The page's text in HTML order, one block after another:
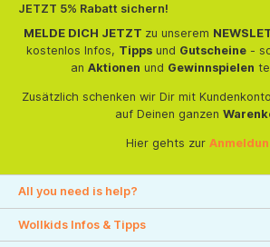
JETZT 5% Rabatt sichern!
MELDE DICH JETZT zu unserem
kostenlos Infos, Tippsund Gutscheine-
an Aktionen und Gewinnspielen
Zusätzlich schenken wir Dir mit
auf Deinen ganzen
Hier gehts zur
All you need is help?
Wollkids Infos & Tipps